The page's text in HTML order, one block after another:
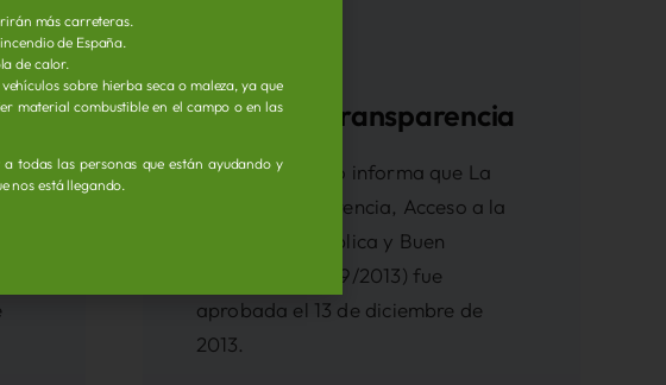
Portal de Transparencia
El Ayuntamiento informa que La
Ley de Transparencia, Acceso a la
Información Pública y Buen
Gobierno (Ley 19/2013) fue
aprobada el 13 de diciembre de
2013.
más carreteras.
de España.
de calor.
sobre hierba seca o maleza, ya que
material combustible en el campo o en las
todas las personas que están ayudando y
nos está llegando.